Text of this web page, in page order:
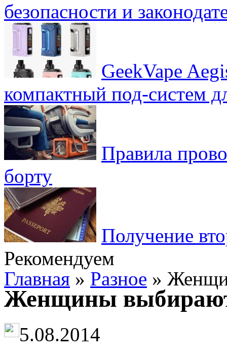
безопасности и
GeekVape
компактный под-систем
Правила
борту
Получение
Рекомендуем
Главная » Разное »
Женщины
5.08.2014